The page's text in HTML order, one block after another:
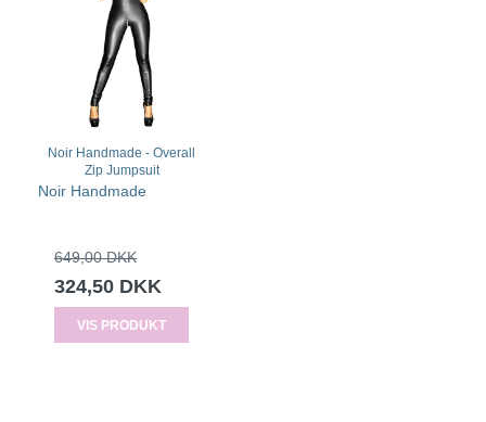
Noir Handmade - Overall
Zip Jumpsuit
Noir Handmade
649,00 DKK
324,50 DKK
VIS PRODUKT